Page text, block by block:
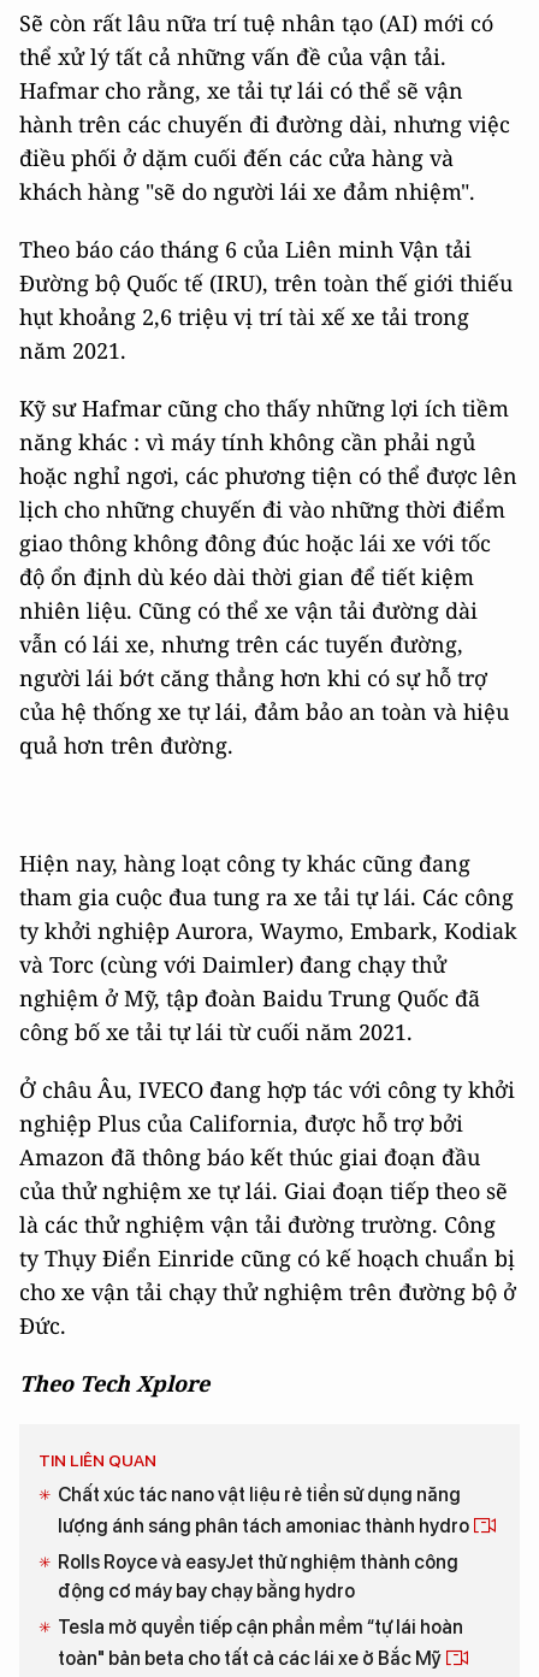
Sẽ còn rất lâu nữa trí tuệ nhân tạo (AI) mới có
thể xử lý tất cả những vấn đề của vận tải.
Hafmar cho rằng, xe tải tự lái có thể sẽ vận
hành trên các chuyến đi đường dài, nhưng việc
điều phối ở dặm cuối đến các cửa hàng và
khách hàng "sẽ do người lái xe đảm nhiệm".
Theo báo cáo tháng 6 của Liên minh Vận tải
Đường bộ Quốc tế (IRU), trên toàn thế giới thiếu
hụt khoảng 2,6 triệu vị trí tài xế xe tải trong
năm 2021.
Kỹ sư Hafmar cũng cho thấy những lợi ích tiềm
năng khác : vì máy tính không cần phải ngủ
hoặc nghỉ ngơi, các phương tiện có thể được lên
lịch cho những chuyến đi vào những thời điểm
giao thông không đông đúc hoặc lái xe với tốc
độ ổn định dù kéo dài thời gian để tiết kiệm
nhiên liệu. Cũng có thể xe vận tải đường dài
vẫn có lái xe, nhưng trên các tuyến đường,
người lái bớt căng thẳng hơn khi có sự hỗ trợ
của hệ thống xe tự lái, đảm bảo an toàn và hiệu
quả hơn trên đường.
Hiện nay, hàng loạt công ty khác cũng đang
tham gia cuộc đua tung ra xe tải tự lái. Các công
ty khởi nghiệp Aurora, Waymo, Embark, Kodiak
và Torc (cùng với Daimler) đang chạy thử
nghiệm ở Mỹ, tập đoàn Baidu Trung Quốc đã
công bố xe tải tự lái từ cuối năm 2021.
Ở châu Âu, IVECO đang hợp tác với công ty khởi
nghiệp Plus của California, được hỗ trợ bởi
Amazon đã thông báo kết thúc giai đoạn đầu
của thử nghiệm xe tự lái. Giai đoạn tiếp theo sẽ
là các thử nghiệm vận tải đường trường. Công
ty Thụy Điển Einride cũng có kế hoạch chuẩn bị
cho xe vận tải chạy thử nghiệm trên đường bộ ở
Đức.
Theo Tech Xplore
TIN LIÊN QUAN
Chất xúc tác nano vật liệu rẻ tiền sử dụng năng
lượng ánh sáng phân tách amoniac thành hydro
Rolls Royce và easyJet thử nghiệm thành công
động cơ máy bay chạy bằng hydro
Tesla mở quyền tiếp cận phần mềm “tự lái hoàn
toàn" bản beta cho tất cả các lái xe ở Bắc Mỹ